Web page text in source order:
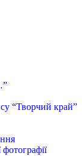
“Творчий край”